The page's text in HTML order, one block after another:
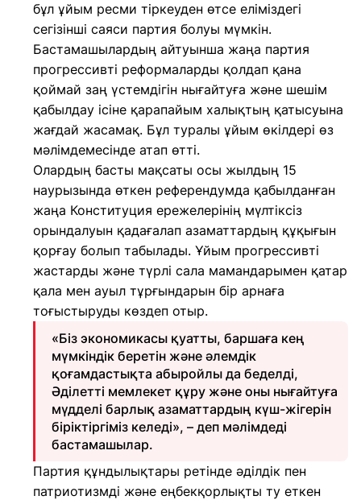
бұл ұйым ресми тіркеуден өтсе еліміздегі
сегізінші саяси партия болуы мүмкін.
Бастамашылардың айтуынша жаңа партия
прогрессивті реформаларды қолдап қана
қоймай заң үстемдігін нығайтуға және шешім
қабылдау ісіне қарапайым халықтың қатысуына
жағдай жасамақ. Бұл туралы ұйым өкілдері өз
мәлімдемесінде атап өтті.
Олардың басты мақсаты осы жылдың 15
наурызында өткен референдумда қабылданған
жаңа Конституция ережелерінің мүлтіксіз
орындалуын қадағалап азаматтардың құқығын
қорғау болып табылады. Ұйым прогрессивті
жастарды және түрлі сала мамандарымен қатар
қала мен ауыл тұрғындарын бір арнаға
тоғыстыруды көздеп отыр.
«Біз экономикасы қуатты, баршаға кең
мүмкіндік беретін және әлемдік
қоғамдастықта абыройлы да беделді,
Әділетті мемлекет құру және оны нығайтуға
мүдделі барлық азаматтардың күш-жігерін
біріктіргіміз келеді», – деп мәлімдеді
бастамашылар.
Партия құндылықтары ретінде әділдік пен
патриотизмді және еңбекқорлықты ту еткен